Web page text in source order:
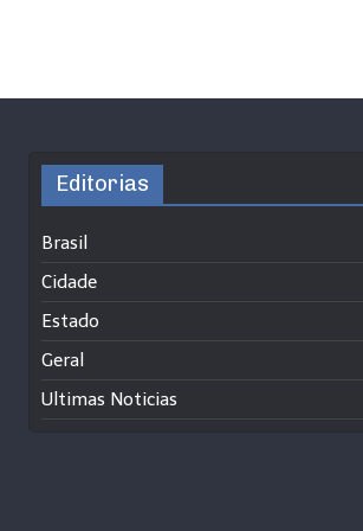
Editorias
Brasil
Cidade
Estado
Geral
Ultimas Noticias